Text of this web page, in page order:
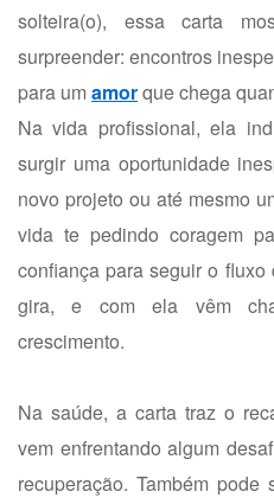
solteira(o), essa carta
surpreender: encontros
para umamorque chega
Na vida profissional, ela
surgir uma oportunidade
novo projeto ou até mesmo
vida te pedindo coragem
confiança para seguir o
gira, e com ela vêm
crescimento.
Na saúde, a carta traz o
vem enfrentando algum
recuperação. Também